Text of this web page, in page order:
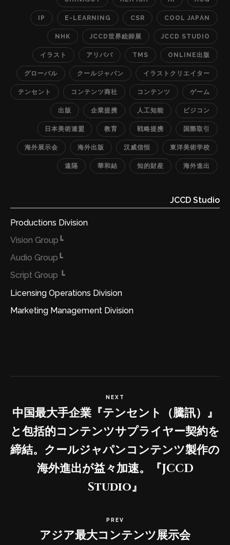
COOL JAPAN
CSR
E-LEARNING
IP
JCCD STUDIO
JCCD世界絵師展
NHK
ONLINE出版
TMS
アリババ
イラスト
イラストクリエイター
クールジャパン
グローバル
ゲーム
コンテンツ
コンテンツ商社
テンセント
ビジコン
人工知能
企業提携
出版
国際取引
戦略提携
教育
日本美術連盟
東洋美術学校
汉威信恒
海外出版
海外展示会
海外進出
知的財産
華和結
遠隔
JCCD Studio
Productions Division
┗Vision Group
┗Audio Group
┗ Script Group
Licensing Operations Division
Marketing Management Division
NEXT
中国最大手企業『テンセント（騰訊）』
と包括的コンテンツサプライヤー契約を
締結。クールジャパンコンテンツ製作の
海外進出が益々加速。『JCCD
Studio』
PREV
アジア最大コンテンツ展示会